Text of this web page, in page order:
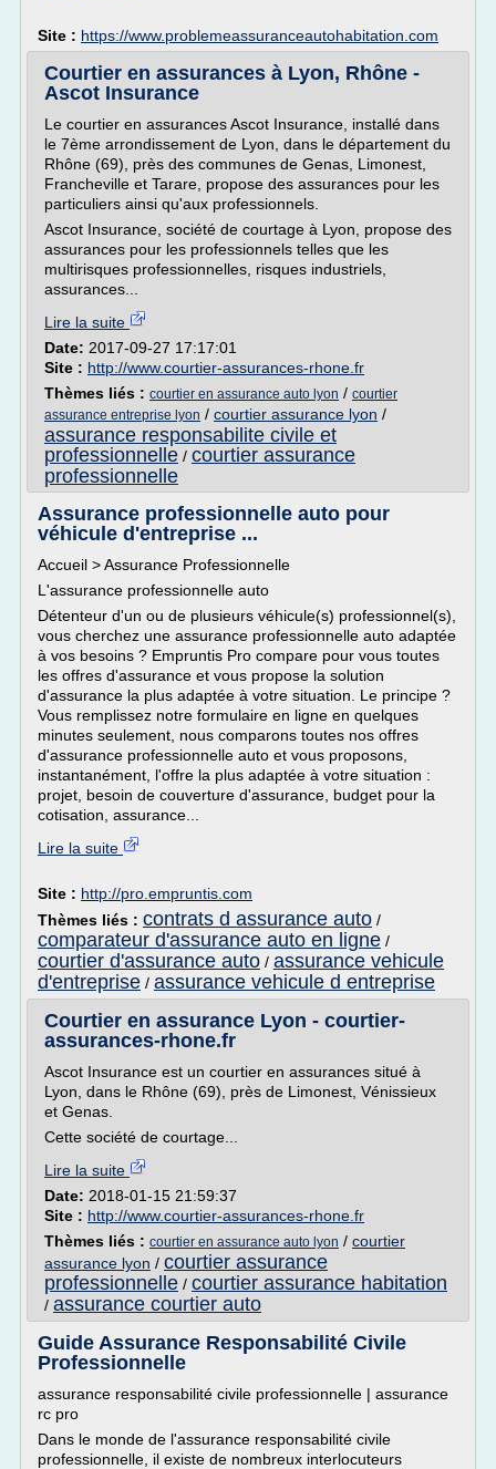
Site : https://www.problemeassuranceautohabitation.com
Courtier en assurances à Lyon, Rhône -
Ascot Insurance
Le courtier en assurances Ascot Insurance, installé dans
le 7ème arrondissement de Lyon, dans le département du
Rhône (69), près des communes de Genas, Limonest,
Francheville et Tarare, propose des assurances pour les
particuliers ainsi qu'aux professionnels.
Ascot Insurance, société de courtage à Lyon, propose des
assurances pour les professionnels telles que les
multirisques professionnelles, risques industriels,
assurances...
Lire la suite
Date: 2017-09-27 17:17:01
Site : http://www.courtier-assurances-rhone.fr
Thèmes liés : courtier en assurance auto lyon / courtier
assurance entreprise lyon / courtier assurance lyon /
assurance responsabilite civile et
professionnelle / courtier assurance
professionnelle
Assurance professionnelle auto pour
véhicule d'entreprise ...
Accueil > Assurance Professionnelle
L'assurance professionnelle auto
Détenteur d'un ou de plusieurs véhicule(s) professionnel(s),
vous cherchez une assurance professionnelle auto adaptée
à vos besoins ? Empruntis Pro compare pour vous toutes
les offres d'assurance et vous propose la solution
d'assurance la plus adaptée à votre situation. Le principe ?
Vous remplissez notre formulaire en ligne en quelques
minutes seulement, nous comparons toutes nos offres
d'assurance professionnelle auto et vous proposons,
instantanément, l'offre la plus adaptée à votre situation :
projet, besoin de couverture d'assurance, budget pour la
cotisation, assurance...
Lire la suite
Site : http://pro.empruntis.com
Thèmes liés : contrats d assurance auto /
comparateur d'assurance auto en ligne /
courtier d'assurance auto / assurance vehicule
d'entreprise / assurance vehicule d entreprise
Courtier en assurance Lyon - courtier-
assurances-rhone.fr
Ascot Insurance est un courtier en assurances situé à
Lyon, dans le Rhône (69), près de Limonest, Vénissieux
et Genas.
Cette société de courtage...
Lire la suite
Date: 2018-01-15 21:59:37
Site : http://www.courtier-assurances-rhone.fr
Thèmes liés : courtier en assurance auto lyon / courtier
assurance lyon / courtier assurance
professionnelle / courtier assurance habitation
/ assurance courtier auto
Guide Assurance Responsabilité Civile
Professionnelle
assurance responsabilité civile professionnelle | assurance
rc pro
Dans le monde de l'assurance responsabilité civile
professionnelle, il existe de nombreux interlocuteurs